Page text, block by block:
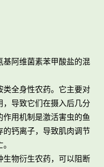
阿维菌素苯甲酸盐的混
全身性农药。它主要对
导致它们在摄入后几分
用机制是激活害虫的鱼
的钙离子，导致肌肉调节
生物衍生农药，可以阻断